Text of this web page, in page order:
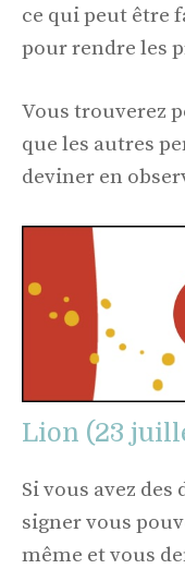
ce qui peut être
pour rendre les
Vous trouverez
que les autres
deviner en
Lion (23
Si vous avez
signer vous
même et vous